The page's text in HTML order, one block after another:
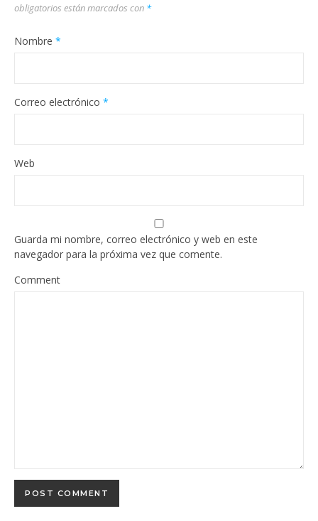
obligatorios están marcados con *
Nombre *
Correo electrónico *
Web
Guarda mi nombre, correo electrónico y web en este
navegador para la próxima vez que comente.
Comment